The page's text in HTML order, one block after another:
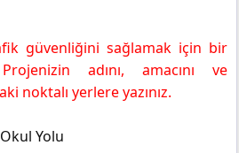
güvenliğini sağlamak için bir
adını, amacını ve
noktalı yerlere yazınız.
Yolu